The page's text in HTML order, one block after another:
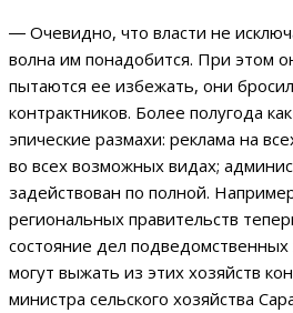
― Очевидно, что власти не
волна им понадобится. При этом
пытаются ее избежать, они
контрактников. Более полугода
эпические размахи: реклама на
во всех возможных видах;
задействован по полной.
региональных правительств
состояние дел подведомственных
могут выжать из этих хозяйств
министра сельского хозяйства